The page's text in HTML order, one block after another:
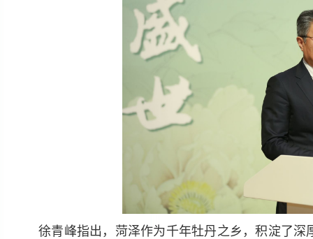
徐青峰指出，菏泽作为千年牡丹之乡，积淀了